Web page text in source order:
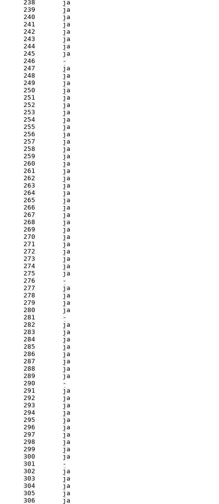
238       ja
239       ja
240       ja
241       ja
242       ja
243       ja
244       ja
245       ja
246       -
247       ja
248       ja
249       ja
250       ja
251       ja
252       ja
253       ja
254       ja
255       ja
256       ja
257       ja
258       ja
259       ja
260       ja
261       ja
262       ja
263       ja
264       ja
265       ja
266       ja
267       ja
268       ja
269       ja
270       ja
271       ja
272       ja
273       ja
274       ja
275       ja
276       -
277       ja
278       ja
279       ja
280       ja
281       -
282       ja
283       ja
284       ja
285       ja
286       ja
287       ja
288       ja
289       ja
290       -
291       ja
292       ja
293       ja
294       ja
295       ja
296       ja
297       ja
298       ja
299       ja
300       ja
301       -
302       ja
303       ja
304       ja
305       ja
306       ja